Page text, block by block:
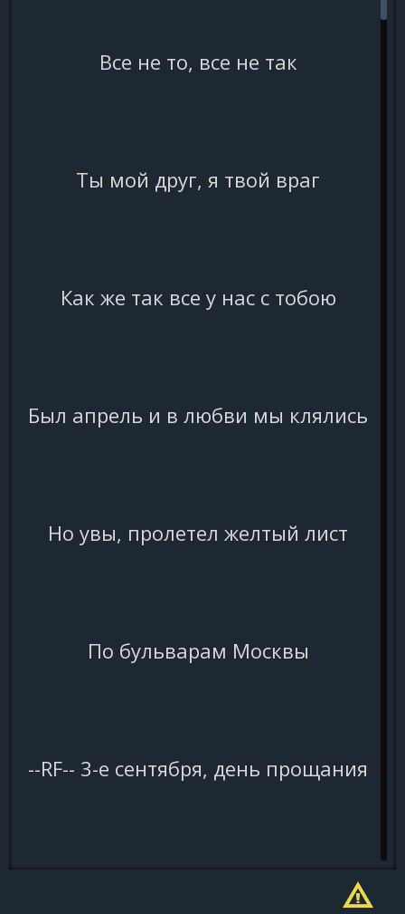
Все не то, все не так
Ты мой друг, я твой враг
Как же так все у нас с тобою
Был апрель и в любви мы клялись
Но увы, пролетел желтый лист
По бульварам Москвы
--RF-- 3-е сентября, день прощания
День, когда горят костры рябин